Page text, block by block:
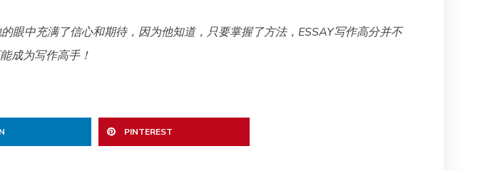
眼中充满了信心和期待，因为他知道，只要掌握了方法，ESSAY写作高分并不
成为写作高手！
PINTEREST